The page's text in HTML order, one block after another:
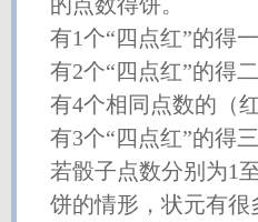
的点数得饼。
有1个“四点红”的得
有2个“四点红”的得
有4个相同点数的（
有3个“四点红”的得
若骰子点数分别为1
饼的情形，状元有很